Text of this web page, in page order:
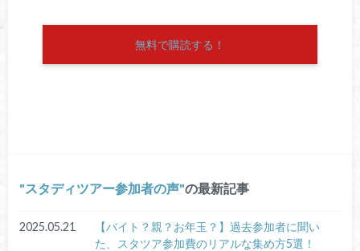
無料で購読する！
スタディツアー参加者の声 の最新記事
2025.05.21
【バイト？親？お年玉？】過去参加者に聞い
た、スタツア参加費のリアルな集め方5選！